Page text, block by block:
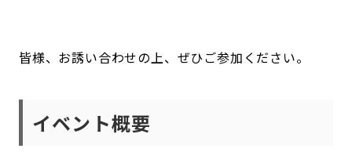
皆様、お誘い合わせの上、ぜひご参加ください。
イベント概要